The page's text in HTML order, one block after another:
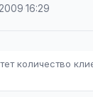
·16:29
количество